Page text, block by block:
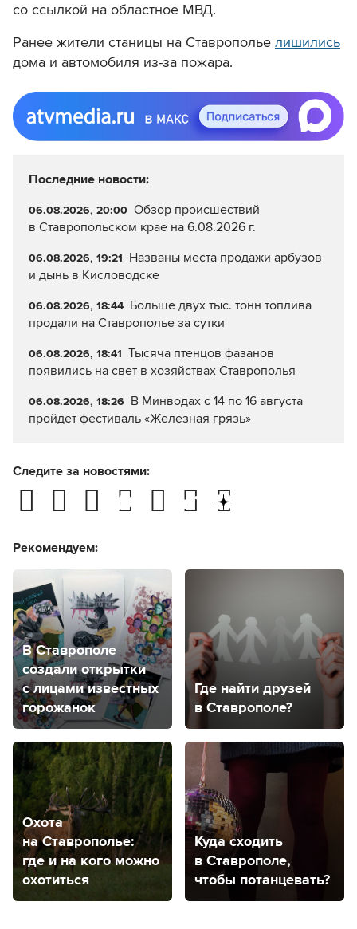
со ссылкой на областное МВД.
Ранее жители станицы на Ставрополье лишились
дома и автомобиля из-за пожара.
Последние новости:
06.08.2026, 20:00 Обзор происшествий
в Ставропольском крае на 6.08.2026 г.
06.08.2026, 19:21 Названы места продажи арбузов
и дынь в Кисловодске
06.08.2026, 18:44 Больше двух тыс. тонн топлива
продали на Ставрополье за сутки
06.08.2026, 18:41 Тысяча птенцов фазанов
появились на свет в хозяйствах Ставрополья
06.08.2026, 18:26 В Минводах с 14 по 16 августа
пройдёт фестиваль «Железная грязь»
Следите за новостями:
Рекомендуем:
В Ставрополе
создали открытки
с лицами известных
горожанок
Где найти друзей
в Ставрополе?
Охота
на Ставрополье:
где и на кого можно
охотиться
Куда сходить
в Ставрополе,
чтобы потанцевать?